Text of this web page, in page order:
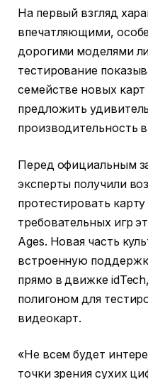
На первый взгляд
впечатляющими,
дорогими моделями
тестирование
семействе новых карт
предложить
производительность
Перед официальным
эксперты получили
протестировать
требовательных игр
Ages. Новая часть
встроенную
прямо в движке
полигоном для
видеокарт.
«Не всем будет
точки зрения сухих